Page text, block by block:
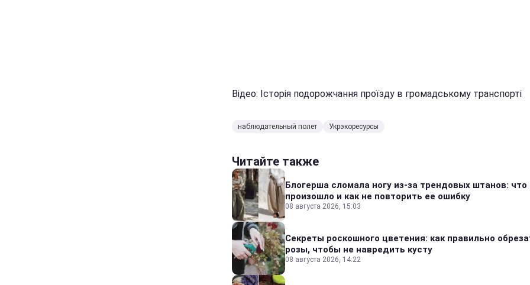
Відео: Історія подорожчання проїзду в громадському транспорті
наблюдательный полет Укрэкоресурсы
Читайте также
Блогерша сломала ногу из-за трендовых штанов: что
произошло и как не повторить ее ошибку
08 августа 2026, 15:03
Секреты роскошного цветения: как правильно
розы, чтобы не навредить кусту
08 августа 2026, 14:22